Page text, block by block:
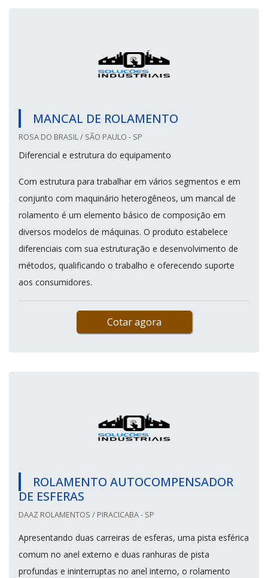
MANCAL DE ROLAMENTO
ROSA DO BRASIL / SÃO PAULO - SP
Diferencial e estrutura do equipamento
Com estrutura para trabalhar em vários segmentos e em
conjunto com maquinário heterogêneos, um mancal de
rolamento é um elemento básico de composição em
diversos modelos de máquinas. O produto estabelece
diferenciais com sua estruturação e desenvolvimento de
métodos, qualificando o trabalho e oferecendo suporte
aos consumidores.
Cotar agora
ROLAMENTO AUTOCOMPENSADOR
DE ESFERAS
DAAZ ROLAMENTOS / PIRACICABA - SP
Apresentando duas carreiras de esferas, uma pista esférica
comum no anel externo e duas ranhuras de pista
profundas e ininterruptas no anel interno, o rolamento